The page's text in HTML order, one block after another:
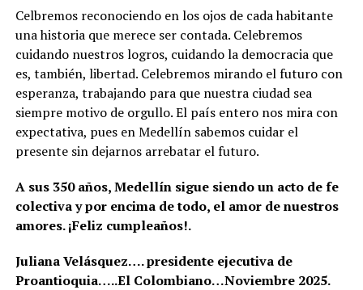
Celbremos reconociendo en los ojos de cada habitante
una historia que merece ser contada. Celebremos
cuidando nuestros logros, cuidando la democracia que
es, también, libertad. Celebremos mirando el futuro con
esperanza, trabajando para que nuestra ciudad sea
siempre motivo de orgullo. El país entero nos mira con
expectativa, pues en Medellín sabemos cuidar el
presente sin dejarnos arrebatar el futuro.
A sus 350 años, Medellín sigue siendo un acto de fe
colectiva y por encima de todo, el amor de nuestros
amores. ¡Feliz cumpleaños!.
Juliana Velásquez…. presidente ejecutiva de
Proantioquia…..El Colombiano…Noviembre 2025.